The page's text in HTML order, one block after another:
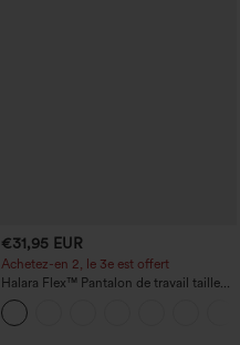
€31,95 EUR
Achetez-en 2, le 3e est offert
Halara Flex™ Pantalon de travail taille
haute avec poche latérale arrière et
légère coupe évasée